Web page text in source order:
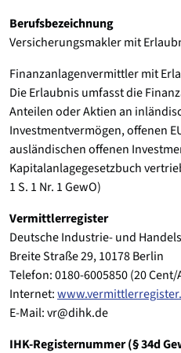
Berufsbezeichnung
Versicherungsmakler mit
Finanzanlagenvermittler mit
Die Erlaubnis umfasst die
Anteilen oder Aktien an
Investmentvermögen, offenen
ausländischen offenen
Kapitalanlagegesetzbuch
1 S. 1 Nr. 1 GewO)
Vermittlerregister
Deutsche Industrie- und
Breite Straße 29, 10178 Berlin
Telefon: 0180-6005850 (20
Internet:
E-Mail: vr@dihk.de
IHK-Registernummer (§ 34d